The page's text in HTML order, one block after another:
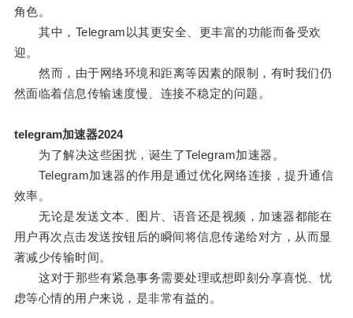
角色。
其中，Telegram以其更安全、更丰富的功能而备受欢
迎。
然而，由于网络环境和距离等因素的限制，有时我们仍
然面临着信息传输速度慢、连接不稳定的问题。
telegram加速器2024
为了解决这些困扰，诞生了Telegram加速器。
Telegram加速器的作用是通过优化网络连接，提升通信
效率。
无论是发送文本、图片、语音还是视频，加速器都能在
用户再次点击发送按钮后的瞬间将信息传递给对方，从而显
著减少传输时间。
这对于那些有紧急事务需要处理或想即刻分享喜悦、忧
虑等心情的用户来说，是非常有益的。